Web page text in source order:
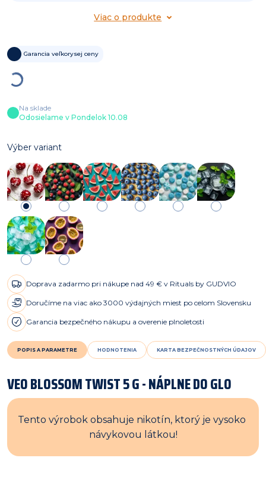
Viac o produkte
Garancia veľkorysej ceny
Na sklade
Odosielame v Pondelok 10.08
Výber variant
Doprava zadarmo pri nákupe nad 49 € v Rituals by GUDVIO
Doručíme na viac ako 3000 výdajných miest po celom Slovensku
Garancia bezpečného nákupu a overenie plnoletosti
POPIS A PARAMETRE HODNOTENIA KARTA BEZPEČNOSTNÝCH ÚDAJOV
VEO BLOSSOM TWIST 5 G - NÁPLNE DO GLO
Tento výrobok obsahuje nikotín, ktorý je vysoko
návykovou látkou!